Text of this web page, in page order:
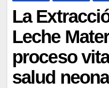
La
Leche
proceso
salud